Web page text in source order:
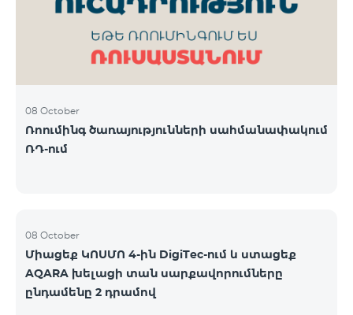
08 October
Ռոումինգ ծառայությունների սահմանափակում
ՌԴ-ում
08 October
Միացեք ԿՈՍՄՈ 4-ին DigiTec-ում և ստացեք
AQARA խելացի տան սարքավորումները
ընդամենը 2 դրամով